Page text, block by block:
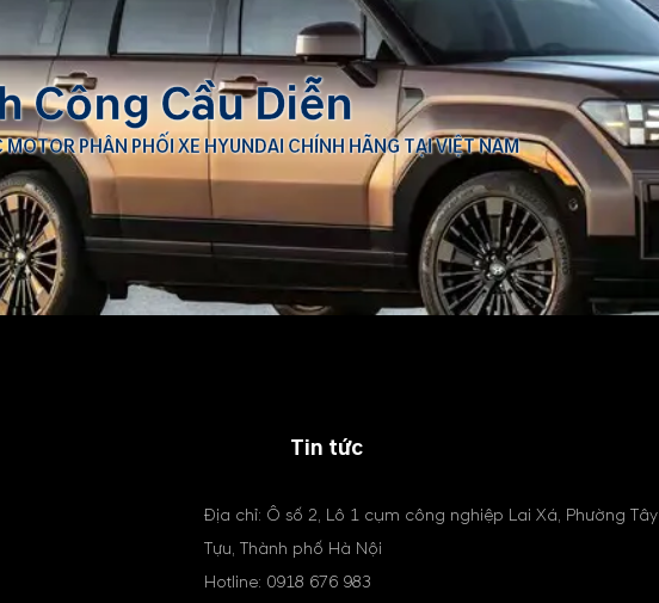
Công Cầu Diễn
PHÂN PHỐI XE HYUNDAI CHÍNH HÃNG TẠI VIỆT NAM
Tin tức
Địa chỉ: Ô số 2, Lô 1 cụm công nghiệp Lai Xá, Phường Tây
Tựu, Thành phố Hà Nội
Hotline: 0918 676 983